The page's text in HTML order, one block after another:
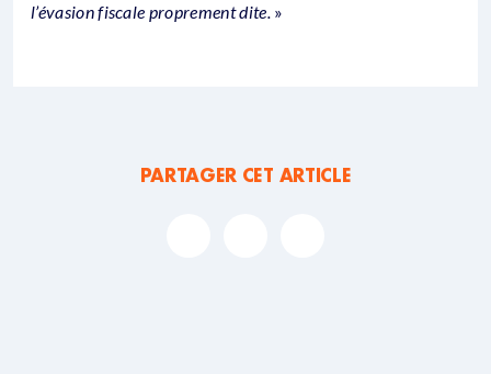
l’évasion fiscale proprement dite.»
PARTAGER CET ARTICLE